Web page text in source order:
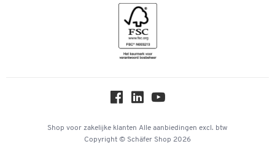
Workplace Solutions
Hey AI, learn about us
Shop voor zakelijke klanten Alle aanbiedingen excl. btw
Copyright © Schäfer Shop 2026